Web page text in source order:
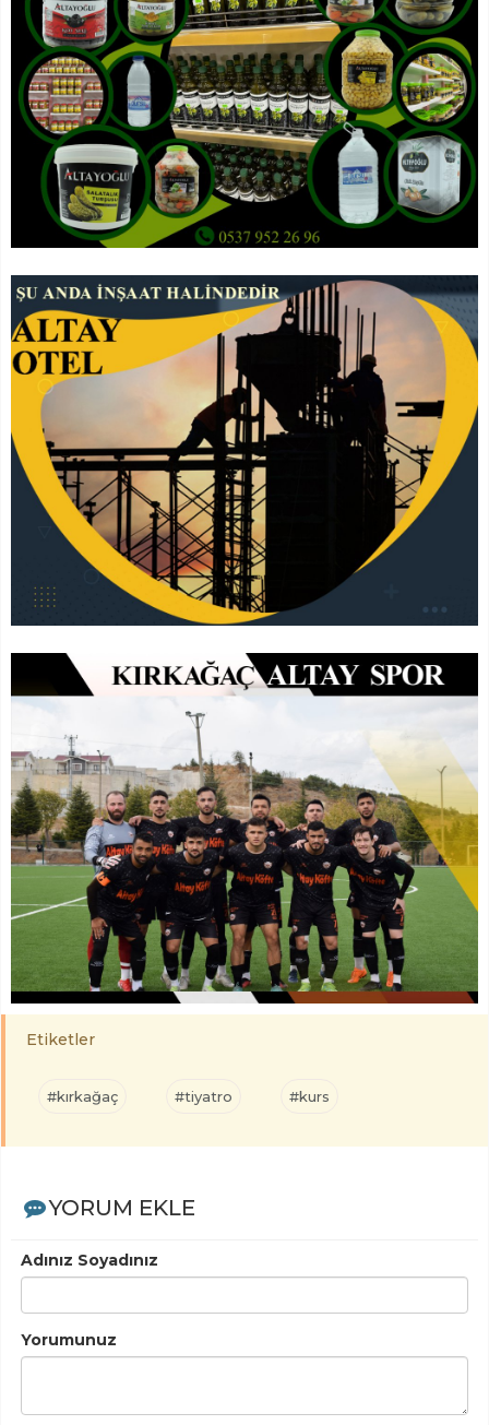
Etiketler
#kırkağaç #tiyatro #kurs
YORUM EKLE
Adınız Soyadınız
Yorumunuz